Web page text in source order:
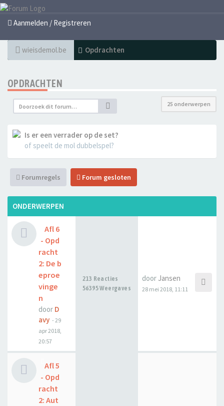
Aanmelden / Registreren
wieisdemol.be Opdrachten
OPDRACHTEN
25 onderwerpen
Is er een verrader op de set?
of speelt de mol dubbelspel?
Forumregels Forum gesloten
ONDERWERPEN
Afl 6
- Opd
racht
2: De b
eproe
vinge
n
door D
avy - 29
apr 2018,
20:57
213 Reacties
56395 Weergaves
door Jansen
28 mei 2018, 11:11
Afl 5
- Opd
racht
2: Aut